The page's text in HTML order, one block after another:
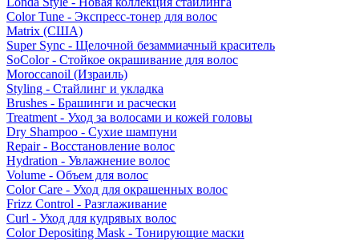
Color Tune - Экспресс-тонер для волос
Matrix (США)
Super Sync - Щелочной безаммиачный краситель
SoColor - Стойкое окрашивание для волос
Moroccanoil (Израиль)
Styling - Стайлинг и укладка
Brushes - Брашинги и расчески
Treatment - Уход за волосами и кожей головы
Dry Shampoo - Сухие шампуни
Repair - Восстановление волос
Hydration - Увлажнение волос
Volume - Объем для волос
Color Care - Уход для окрашенных волос
Frizz Control - Разглаживание
Curl - Уход для кудрявых волос
Color Depositing Mask - Тонирующие маски